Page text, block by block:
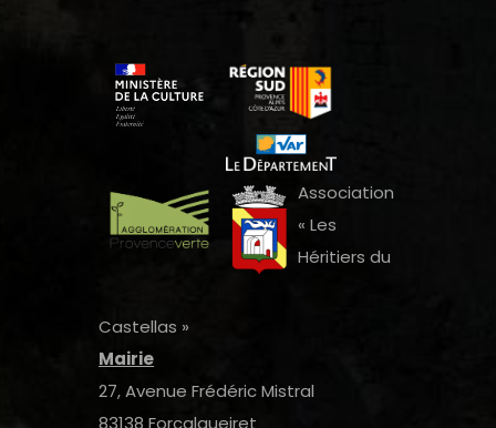
Association
« Les
Héritiers du
Castellas »
Mairie
27, Avenue Frédéric Mistral
83138 Forcalqueiret